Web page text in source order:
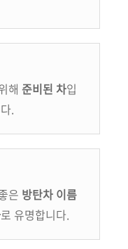
해 준비된 차입
.
은 방탄차 이름
로 유명합니다.